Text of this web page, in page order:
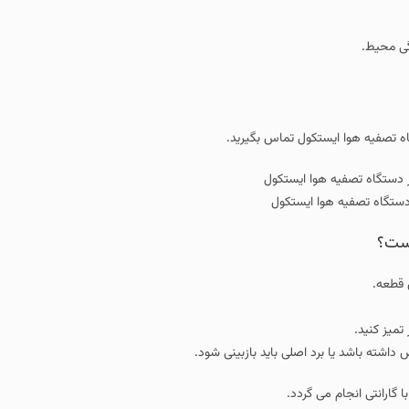
بگیرید.
بازبینی شود.